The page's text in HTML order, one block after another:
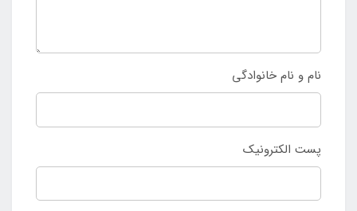
نام و نام خانوادگی
پست الکترونیک